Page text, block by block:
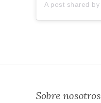
Sobre nosotros